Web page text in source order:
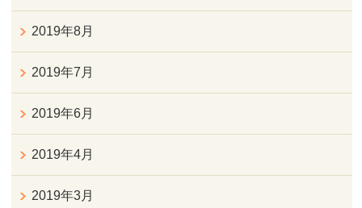
2019年8月
2019年7月
2019年6月
2019年4月
2019年3月